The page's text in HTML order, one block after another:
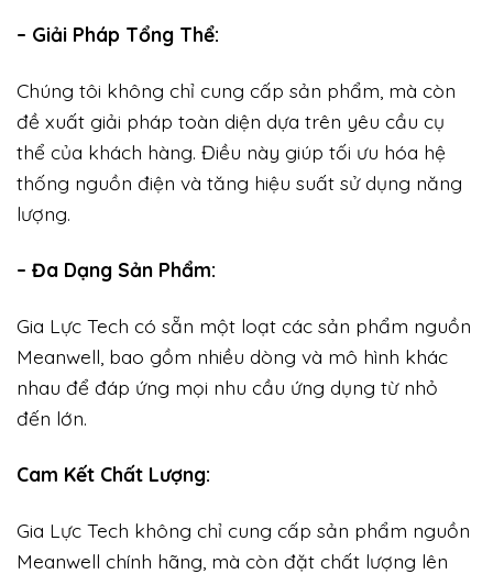
– Giải Pháp Tổng Thể:
Chúng tôi không chỉ cung cấp sản phẩm, mà còn
đề xuất giải pháp toàn diện dựa trên yêu cầu cụ
thể của khách hàng. Điều này giúp tối ưu hóa hệ
thống nguồn điện và tăng hiệu suất sử dụng năng
lượng.
– Đa Dạng Sản Phẩm:
Gia Lực Tech có sẵn một loạt các sản phẩm nguồn
Meanwell, bao gồm nhiều dòng và mô hình khác
nhau để đáp ứng mọi nhu cầu ứng dụng từ nhỏ
đến lớn.
Cam Kết Chất Lượng:
Gia Lực Tech không chỉ cung cấp sản phẩm nguồn
Meanwell chính hãng, mà còn đặt chất lượng lên